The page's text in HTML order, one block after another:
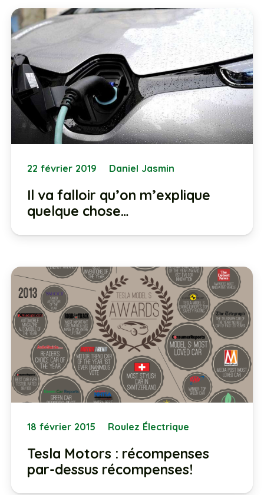
22 février 2019 Daniel Jasmin
Il va falloir qu’on m’explique
quelque chose…
18 février 2015 Roulez Électrique
Tesla Motors : récompenses
par-dessus récompenses!